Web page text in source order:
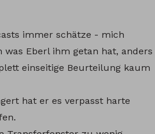
immer schätze - mich
Eberl ihm getan hat, anders
einseitige Beurteilung kaum
hat er es verpasst harte